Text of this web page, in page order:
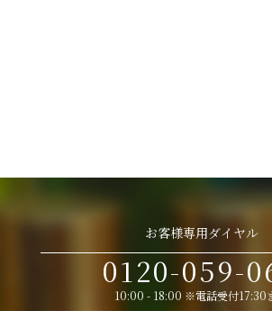
お客様専用ダイヤル
0120-059-
10:00 - 18:00 ※電話受付17:30